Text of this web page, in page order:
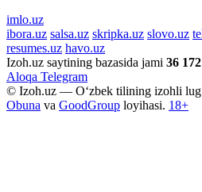
imlo.uz
ibora.uz salsa.uz skripka.uz slovo.uz
resumes.uz havo.uz
Izoh.uz saytining bazasida jami 36 172
Aloqa Telegram
© Izoh.uz — O‘zbek tilining izohli
Obuna va GoodGroup loyihasi. 18+